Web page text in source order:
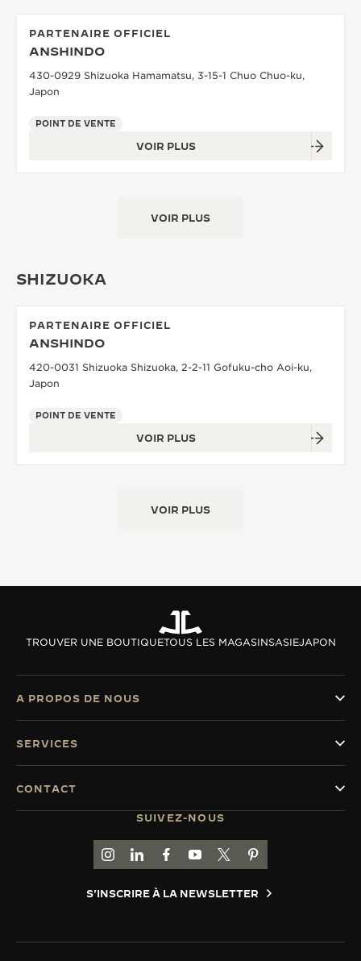
PARTENAIRE OFFICIEL
ANSHINDO
430-0929 Shizuoka Hamamatsu, 3-15-1 Chuo Chuo-ku,
Japon
POINT DE VENTE
VOIR PLUS
VOIR PLUS
SHIZUOKA
PARTENAIRE OFFICIEL
ANSHINDO
420-0031 Shizuoka Shizuoka, 2-2-11 Gofuku-cho Aoi-ku,
Japon
POINT DE VENTE
VOIR PLUS
VOIR PLUS
TROUVER UNE BOUTIQUETOUS LES MAGASINSASIEJAPON
SUIVEZ-NOUS
ACCÉDER À LA PAGE INSTAGRAM DE
ACCÉDER À LA PAGE LINKEDIN DE
ALLER SUR LA PAGE JAEGER-
ACCÉDER À LA PAGE
ALLER SUR LA PAGE
ALLER SUR LA
S'INSCRIRE À LA NEWSLETTER
A PROPOS DE NOUS
SERVICES
CONTACT